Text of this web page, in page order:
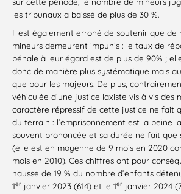
les tribunaux a baissé de plus de 30 %.
Il est également erroné de soutenir que de
mineurs demeurent impunis : le taux de
pénale à leur égard est de plus de 90% ;
donc de manière plus systématique mais
que pour les majeurs. De plus,
véhiculée d’une justice laxiste vis à vis des
caractère répressif de cette justice ne fait
du terrain : l’emprisonnement est la peine
souvent prononcée et sa durée ne fait que
(elle est en moyenne de 9 mois en 2020
mois en 2010). Ces chiffres ont pour
hausse de 19 % du nombre d’enfants
1er janvier 2023 (614) et le 1er janvier 2024